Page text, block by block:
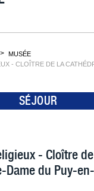
MUSÉE
- CLOÎTRE DE LA
SÉJOUR
- Cloître
Dame du Puy-